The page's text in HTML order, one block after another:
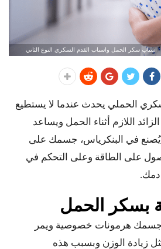
اسباب سكر الحمل واسباب القدم السكري النوع الثاني
الحملي يحدث عندما لا يستطيع
اللازم أثناء الحمل ويساعد
يُصنع في البنكرياس، جسمك على
على الطاقة وعلى التحكم في
دمك.
بسكر الحمل
جسمك هرمونات خصوصية ويمر
زيادة الوزن وبسبب هذه